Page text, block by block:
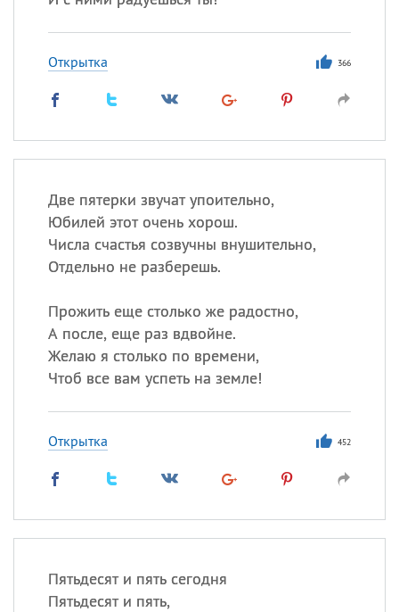
Открытка 366
Две пятерки звучат упоительно,
Юбилей этот очень хорош.
Числа счастья созвучны внушительно,
Отдельно не разберешь.
Прожить еще столько же радостно,
А после, еще раз вдвойне.
Желаю я столько по времени,
Чтоб все вам успеть на земле!
Открытка 452
Пятьдесят и пять сегодня
Пятьдесят и пять,
Посмотреть значениеи
происхождение